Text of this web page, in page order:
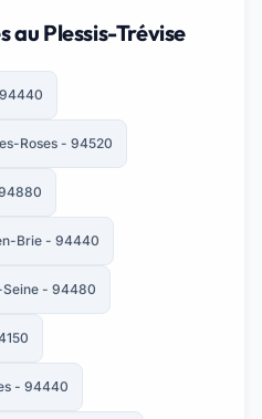
au Plessis-Trévise
Roses - 94520
Brie - 94440
- 94480
- 94440